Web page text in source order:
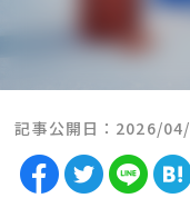
記事公開日：2026/